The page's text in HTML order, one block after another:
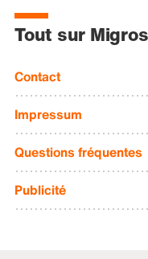
Tout sur
Contact
Impressum
Questions fréquentes
Publicité